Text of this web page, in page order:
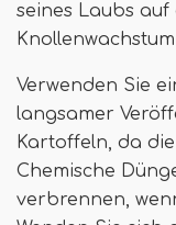
seines Laubs auf
Verwenden Sie
langsamer
Kartoffeln, da
Chemische
verbrennen,